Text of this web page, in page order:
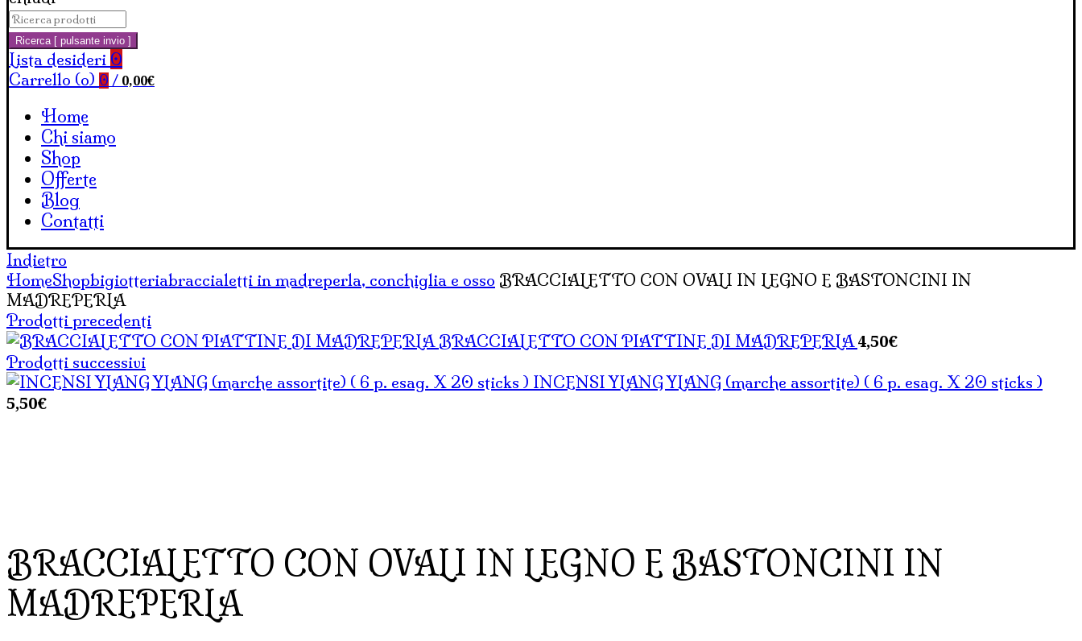
Carrello
Cerca:
Ricerca [ pulsante invio ]
Lista desideri 0
Carrello (o) 0 / 0,00€
Home
Chi siamo
Shop
Offerte
Blog
Contatti
Indietro
HomeShopbigiotteriabraccialetti in madreperla, conchiglia e osso BRACCIALETTO CON OVALI IN LEGNO E BASTONCINI IN
MADREPERLA
Prodotti precedenti
BRACCIALETTO CON PIATTINE DI MADREPERLA 4,50€
Prodotti successivi
INCENSI YLANG YLANG (marche assortite) ( 6 p. esag. X 20 sticks )
5,50€
BRACCIALETTO CON OVALI IN LEGNO E BASTONCINI IN
MADREPERLA